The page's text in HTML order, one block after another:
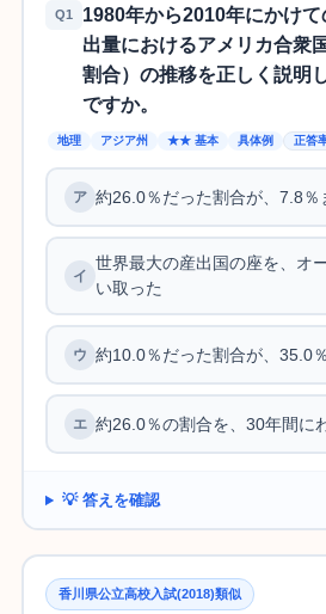
Q1
1980年から2010年にかけ
出量におけるアメリカ合衆
割合）の推移を正しく説明
ですか。
地理 アジア州 ★★ 基本 具体例 正答
約26.0％だった割合が、7.8％
世界最大の産出国の座を、オ
い取った
約10.0％だった割合が、35.0
約26.0％の割合を、30年間に
💡 答えを確認
香川県公立高校入試(2018)類似